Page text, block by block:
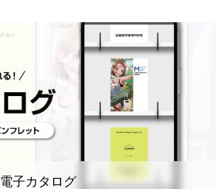
電子カタログ